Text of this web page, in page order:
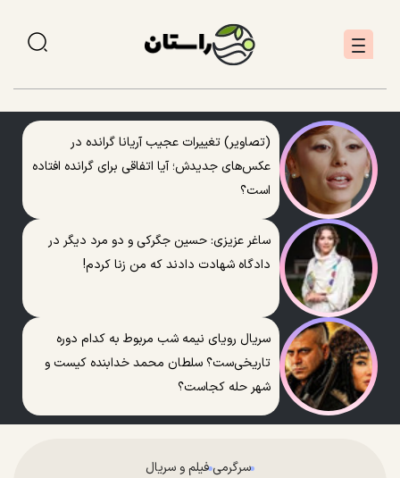
(تصاویر) تغییرات عجیب آریانا گرانده در
عکس‌های جدیدش؛ آیا اتفاقی برای گرانده افتاده
است؟
ساغر عزیزی: حسین جگرکی و دو مرد دیگر در
دادگاه شهادت دادند که من زنا کردم!
سریال رویای نیمه شب مربوط به کدام دوره
تاریخی‌ست؟ سلطان محمد خدابنده کیست و
شهر حله کجاست؟
سرگرمی فیلم و سریال